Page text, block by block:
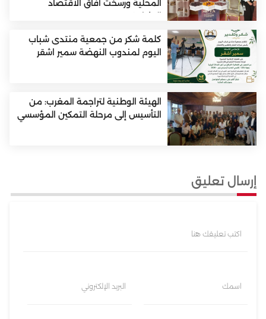
المحلية ورسخت آفاق الاقتصاد
التضامني
كلمة شكر من جمعية منتدى شباب
اليوم لمندوب النهضة سمير اشقر
الهيئة الوطنية لتراجمة المغرب: من
التأسيس إلى مرحلة التمكين المؤسسي
إرسال تعليق
اكتب تعليقك هنا
اسمك البريد الإلكتروني